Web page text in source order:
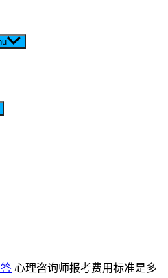
心理咨询师报考费用标准是多